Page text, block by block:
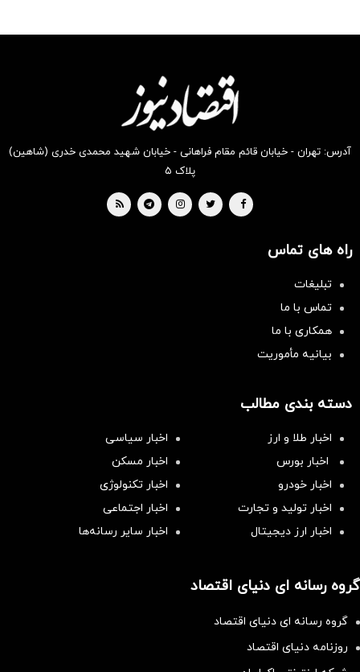
آدرس: تهران - خیابان قائم مقام فراهانی - خیابان شهید محمدی خدری (شاهین)
پلاک ۵
راه های تماس
تبلیغات
تماس با ما
همکاری با ما
بیانیه مأموریت
دسته بندی مطالب
اخبار طلا و ارز
اخبار سیاسی
اخبار بورس
اخبار مسکن
اخبار خودرو
اخبار تکنولوژی
اخبار تولید و تجارت
اخبار اجتماعی
اخبار ارز دیجیتال
اخبار سایر رسانه‌‌ها
گروه رسانه ای دنیای اقتصاد
گروه رسانه ای دنیای اقتصاد
روزنامه دنیای اقتصاد